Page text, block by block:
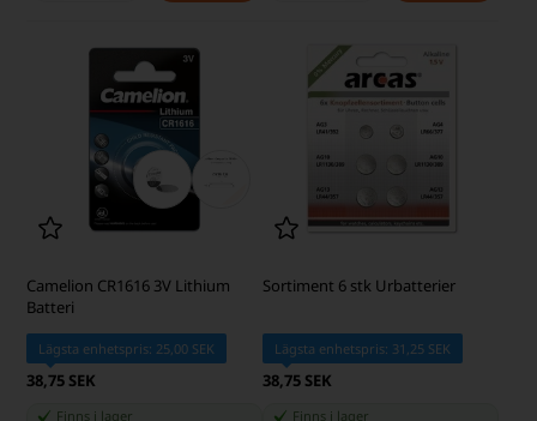
Camelion CR1616 3V Lithium
Batteri
Lägsta enhetspris: 25,00 SEK
38,75 SEK
Finns i lager
Sortiment 6 stk Urbatterier
Lägsta enhetspris: 31,25 SEK
38,75 SEK
Finns i lager